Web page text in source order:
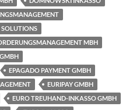
SOLUTIONS
MBH
EPAGADO PAYMENT GMBH
EURIPAY GMBH
EURO TREUHAND-INKASSO GMBH